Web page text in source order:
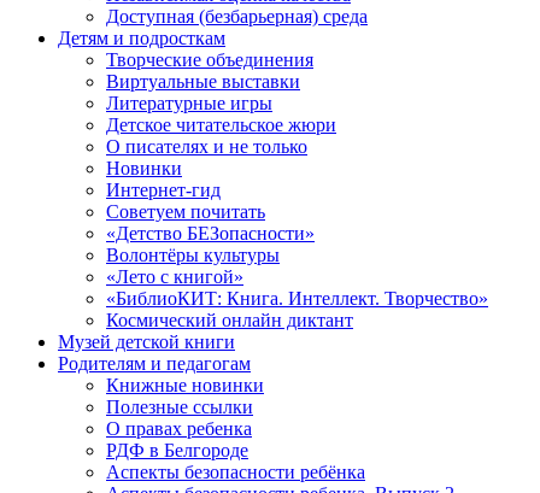
Доступная (безбарьерная) среда
Детям и подросткам
Творческие объединения
Виртуальные выставки
Литературные игры
Детское читательское жюри
О писателях и не только
Новинки
Интернет-гид
Советуем почитать
«Детство БЕЗопасности»
Волонтёры культуры
«Лето с книгой»
«БиблиоКИТ: Книга. Интеллект. Творчество»
Космический онлайн диктант
Музей детской книги
Родителям и педагогам
Книжные новинки
Полезные ссылки
О правах ребенка
РДФ в Белгороде
Аспекты безопасности ребёнка